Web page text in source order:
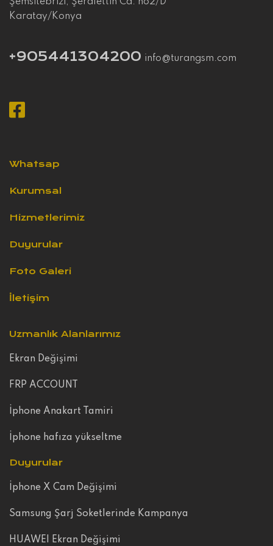
Karatay/Konya
+905441304200 info@turangsm.com
Whatsap
Kurumsal
Hizmetlerimiz
Duyurular
Foto Galeri
İletişim
Uzmanlık Alanlarımız
Ekran Değişimi
FRP ACCOUNT
İphone Anakart Tamiri
İphone hafıza yükseltme
Duyurular
İphone X Cam Değişimi
Samsung Şarj Soketlerinde Kampanya
HUAWEI Ekran Değişimi